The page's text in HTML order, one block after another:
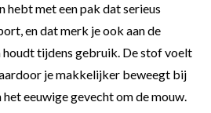
hebt met een pak dat serieus
en dat merk je ook aan de
houdt tijdens gebruik. De stof voelt
je makkelijker beweegt bij
eeuwige gevecht om de mouw.